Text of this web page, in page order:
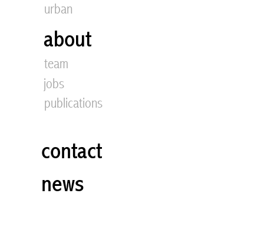
urban
about
team
jobs
publications
contact
news